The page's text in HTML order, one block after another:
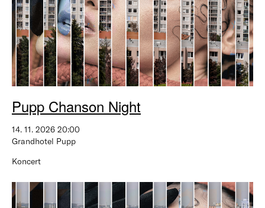
Pupp Chanson Night
14. 11. 2026 20:00
Grandhotel Pupp
Koncert